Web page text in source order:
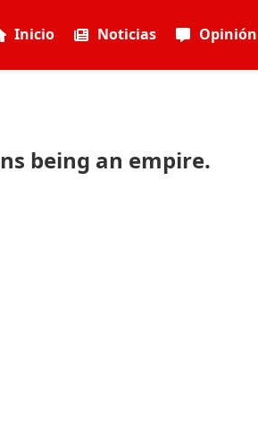
Inicio Noticias Opinión
being an empire.